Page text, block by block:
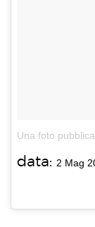
Una foto
data: 2 Mag